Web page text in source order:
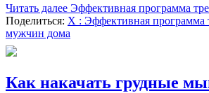
Читать далее Эффективная программа
Поделиться: X : Эффективная
мужчин дома
Как накачать грудные